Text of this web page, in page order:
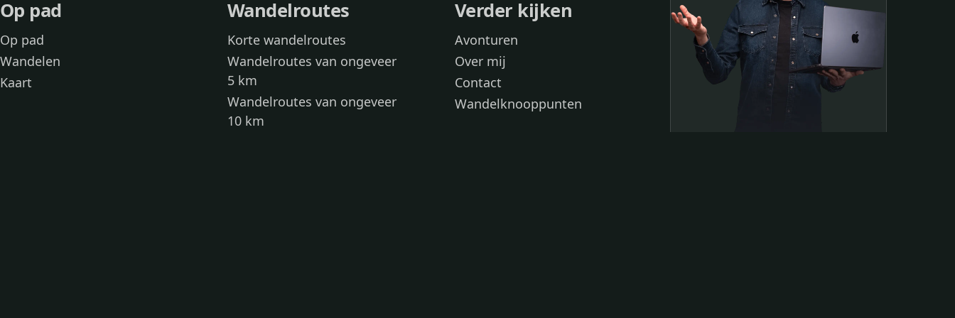
Op pad
Op pad
Wandelen
Kaart
Wandelroutes
Korte wandelroutes
Wandelroutes van ongeveer
5 km
Wandelroutes van ongeveer
10 km
Verder kijken
Avonturen
Over mij
Contact
Wandelknooppunten